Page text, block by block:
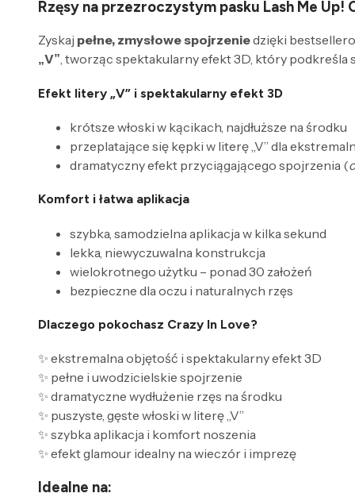
Rzęsy na przezroczystym pasku Lash Me
Zyskaj pełne, zmysłowe spojrzeniedzięki
„V”, tworząc spektakularny efekt 3D, który podkreśla
Efekt litery „V” i spektakularny efekt 3D
krótsze włoski w kącikach, najdłuższe na środku
przeplatające się kępki w literę „V” dla
dramatyczny efekt przyciągającego spojrzenia (
Komfort i łatwa aplikacja
szybka, samodzielna aplikacja w kilka sekund
lekka, niewyczuwalna konstrukcja
wielokrotnego użytku – ponad 30 założeń
bezpieczne dla oczu i naturalnych rzęs
Dlaczego pokochasz Crazy In Love?
✨ ekstremalna objętość i spektakularny efekt 3D
✨ pełne i uwodzicielskie spojrzenie
✨ dramatyczne wydłużenie rzęs na środku
✨ puszyste, gęste włoski w literę „V”
✨ szybka aplikacja i komfort noszenia
✨ efekt glamour idealny na wieczór i imprezę
Idealne na: